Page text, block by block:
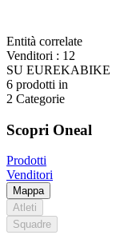
Entità correlate
Venditori : 12
SU EUREKABIKE
6 prodotti in
2 Categorie
Scopri Oneal
Prodotti
Venditori
Mappa
Atleti
Squadre